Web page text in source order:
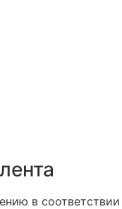
в соответствии